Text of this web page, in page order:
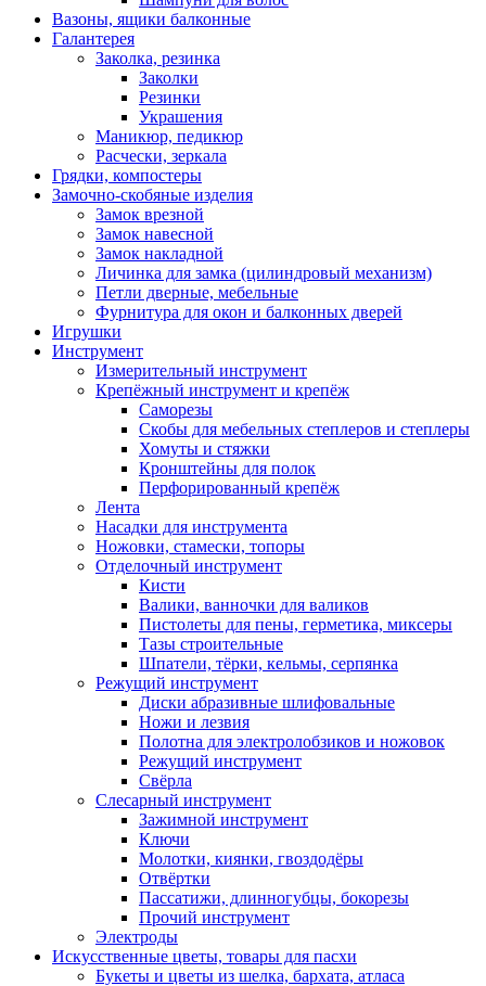
Вазоны, ящики балконные
Галантерея
Заколка, резинка
Заколки
Резинки
Украшения
Маникюр, педикюр
Расчески, зеркала
Грядки, компостеры
Замочно-скобяные изделия
Замок врезной
Замок навесной
Замок накладной
Личинка для замка (цилиндровый механизм)
Петли дверные, мебельные
Фурнитура для окон и балконных дверей
Игрушки
Инструмент
Измерительный инструмент
Крепёжный инструмент и крепёж
Саморезы
Скобы для мебельных степлеров и степлеры
Хомуты и стяжки
Кронштейны для полок
Перфорированный крепёж
Лента
Насадки для инструмента
Ножовки, стамески, топоры
Отделочный инструмент
Кисти
Валики, ванночки для валиков
Пистолеты для пены, герметика, миксеры
Тазы строительные
Шпатели, тёрки, кельмы, серпянка
Режущий инструмент
Диски абразивные шлифовальные
Ножи и лезвия
Полотна для электролобзиков и ножовок
Режущий инструмент
Свёрла
Слесарный инструмент
Зажимной инструмент
Ключи
Молотки, киянки, гвоздодёры
Отвёртки
Пассатижи, длинногубцы, бокорезы
Прочий инструмент
Электроды
Искусственные цветы, товары для пасхи
Букеты и цветы из шелка, бархата, атласа